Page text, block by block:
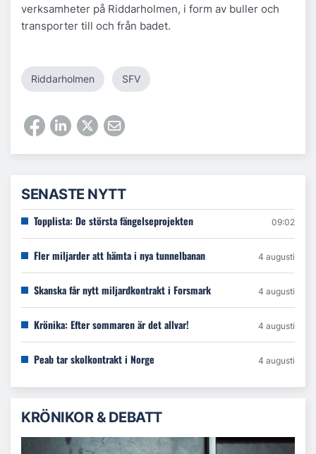
verksamheter på Riddarholmen, i form av buller och
transporter till och från badet.
Riddarholmen SFV
SENASTE NYTT
Topplista: De största fängelseprojekten 09:02
Fler miljarder att hämta i nya tunnelbanan 4 augusti
Skanska får nytt miljardkontrakt i Forsmark 4 augusti
Krönika: Efter sommaren är det allvar! 4 augusti
Peab tar skolkontrakt i Norge 4 augusti
KRÖNIKOR & DEBATT